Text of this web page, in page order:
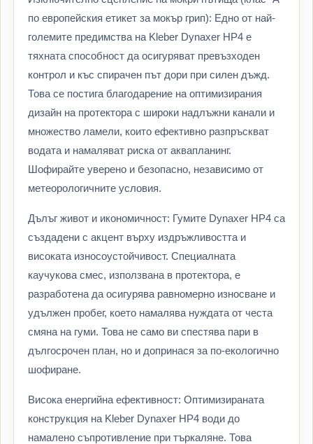
по европейския етикет за мокър грип): Едно от най-
големите предимства на Kleber Dynaxer HP4 е
тяхната способност да осигуряват превъзходен
контрол и къс спирачен път дори при силен дъжд.
Това се постига благодарение на оптимизирания
дизайн на протектора с широки надлъжни канали и
множество ламели, които ефективно разпръскват
водата и намаляват риска от аквапланинг.
Шофирайте уверено и безопасно, независимо от
метеорологичните условия.
Дълъг живот и икономичност: Гумите Dynaxer HP4 са
създадени с акцент върху издръжливостта и
високата износоустойчивост. Специалната
каучукова смес, използвана в протектора, е
разработена да осигурява равномерно износване и
удължен пробег, което намалява нуждата от честа
смяна на гуми. Това не само ви спестява пари в
дългосрочен план, но и допринася за по-екологично
шофиране.
Висока енергийна ефективност: Оптимизираната
конструкция на Kleber Dynaxer HP4 води до
намалено съпротивление при търкаляне. Това